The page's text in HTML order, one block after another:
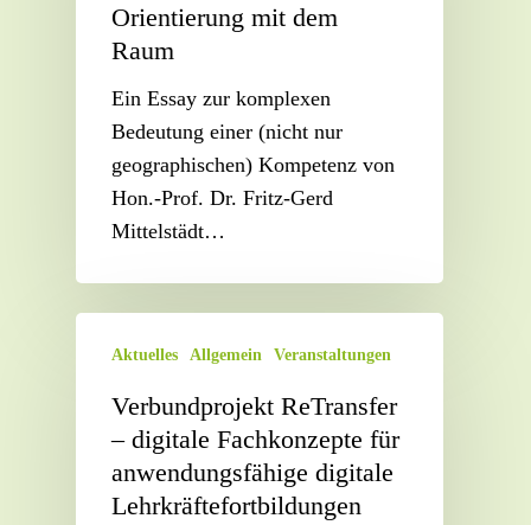
Orientierung mit dem
Raum
Ein Essay zur komplexen
Bedeutung einer (nicht nur
geographischen) Kompetenz von
Hon.-Prof. Dr. Fritz-Gerd
Mittelstädt…
Aktuelles Allgemein Veranstaltungen
Verbundprojekt ReTransfer
– digitale Fachkonzepte für
anwendungsfähige digitale
Lehrkräftefortbildungen